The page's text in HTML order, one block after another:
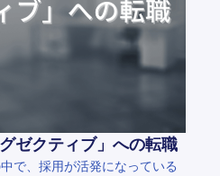
ゼクティブ」への転職
で、採用が活発になっている